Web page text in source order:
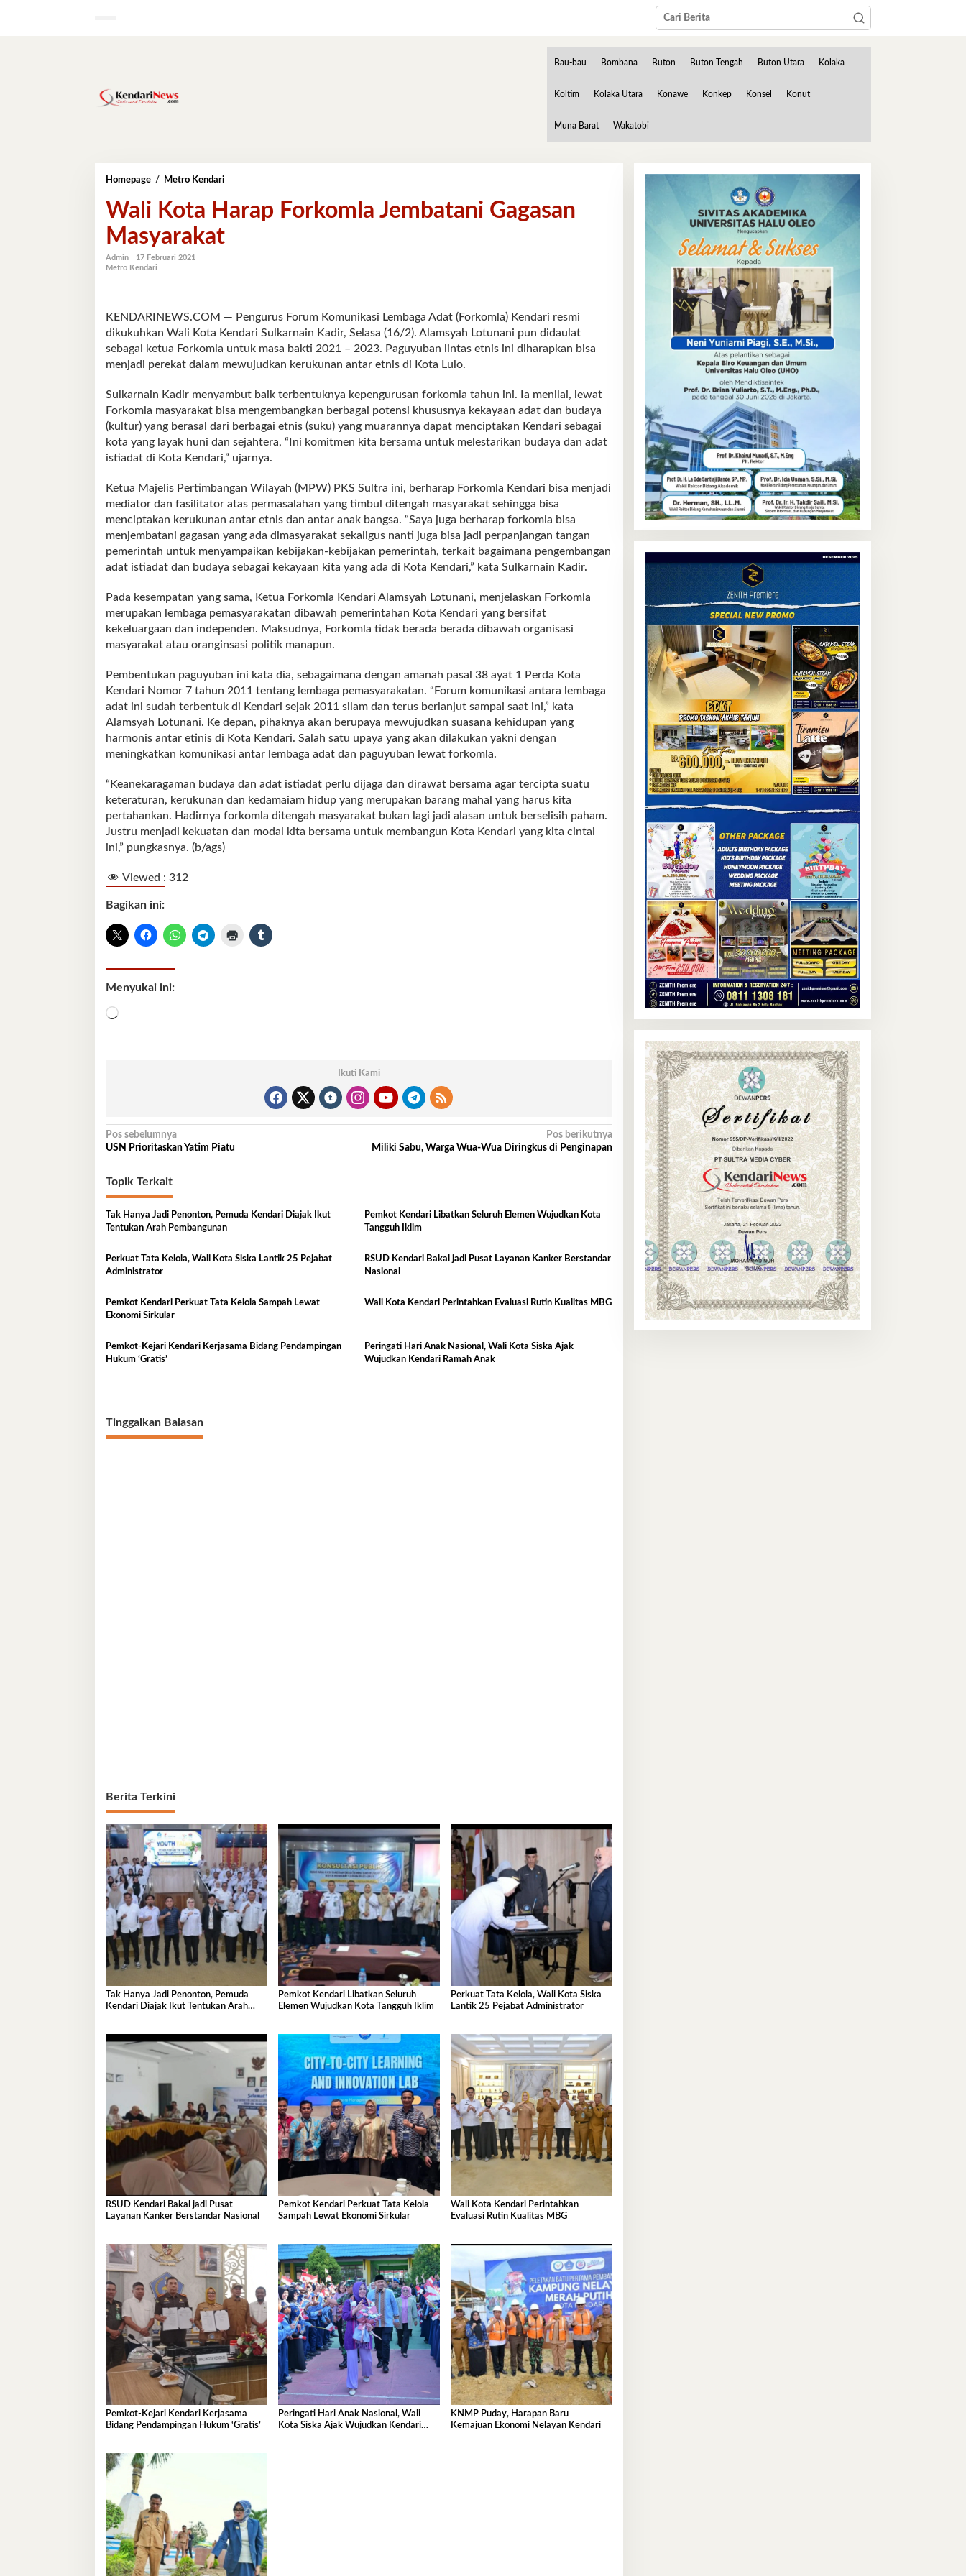
Bau-bau Bombana Buton Buton Tengah Buton Utara Kolaka
Koltim Kolaka Utara Konawe Konkep Konsel Konut
Muna Barat Wakatobi
Homepage / Metro KendariWali
Harap
Forkomla
Jembatani
Gagasan
Wali Kota Harap Forkomla Jembatani Gagasan
Masyarakat
Admin
17 Februari 2021
Metro Kendari
KENDARINEWS.COM — Pengurus Forum Komunikasi Lembaga Adat (Forkomla) Kendari resmi
dikukuhkan Wali Kota Kendari Sulkarnain Kadir, Selasa (16/2). Alamsyah Lotunani pun didaulat
sebagai ketua Forkomla untuk masa bakti 2021 – 2023. Paguyuban lintas etnis ini diharapkan bisa
menjadi perekat dalam mewujudkan kerukunan antar etnis di Kota Lulo.
Sulkarnain Kadir menyambut baik terbentuknya kepengurusan forkomla tahun ini. Ia menilai, lewat
Forkomla masyarakat bisa mengembangkan berbagai potensi khususnya kekayaan adat dan budaya
(kultur) yang berasal dari berbagai etnis (suku) yang muarannya dapat menciptakan Kendari sebagai
kota yang layak huni dan sejahtera, “Ini komitmen kita bersama untuk melestarikan budaya dan adat
istiadat di Kota Kendari,” ujarnya.
Ketua Majelis Pertimbangan Wilayah (MPW) PKS Sultra ini, berharap Forkomla Kendari bisa menjadi
mediator dan fasilitator atas permasalahan yang timbul ditengah masyarakat sehingga bisa
menciptakan kerukunan antar etnis dan antar anak bangsa. “Saya juga berharap forkomla bisa
menjembatani gagasan yang ada dimasyarakat sekaligus nanti juga bisa jadi perpanjangan tangan
pemerintah untuk menyampaikan kebijakan-kebijakan pemerintah, terkait bagaimana pengembangan
adat istiadat dan budaya sebagai kekayaan kita yang ada di Kota Kendari,” kata Sulkarnain Kadir.
Pada kesempatan yang sama, Ketua Forkomla Kendari Alamsyah Lotunani, menjelaskan Forkomla
merupakan lembaga pemasyarakatan dibawah pemerintahan Kota Kendari yang bersifat
kekeluargaan dan independen. Maksudnya, Forkomla tidak berada berada dibawah organisasi
masyarakat atau oranginsasi politik manapun.
Pembentukan paguyuban ini kata dia, sebagaimana dengan amanah pasal 38 ayat 1 Perda Kota
Kendari Nomor 7 tahun 2011 tentang lembaga pemasyarakatan. “Forum komunikasi antara lembaga
adat ini sudah terbentuk di Kendari sejak 2011 silam dan terus berlanjut sampai saat ini,” kata
Alamsyah Lotunani. Ke depan, pihaknya akan berupaya mewujudkan suasana kehidupan yang
harmonis antar etinis di Kota Kendari. Salah satu upaya yang akan dilakukan yakni dengan
meningkatkan komunikasi antar lembaga adat dan paguyuban lewat forkomla.
“Keanekaragaman budaya dan adat istiadat perlu dijaga dan dirawat bersama agar tercipta suatu
keteraturan, kerukunan dan kedamaiam hidup yang merupakan barang mahal yang harus kita
pertahankan. Hadirnya forkomla ditengah masyarakat bukan lagi jadi alasan untuk berselisih paham.
Justru menjadi kekuatan dan modal kita bersama untuk membangun Kota Kendari yang kita cintai
ini,” pungkasnya. (b/ags)
Viewed : 312
Bagikan ini:
Menyukai ini:
Memuat...
Ikuti Kami
Navigasi
Pos sebelumnya
USN Prioritaskan Yatim Piatu
Pos berikutnya
Miliki Sabu, Warga Wua-Wua Diringkus di Penginapan
Topik Terkait
Tak Hanya Jadi Penonton, Pemuda Kendari Diajak Ikut
Tentukan Arah Pembangunan
Pemkot Kendari Libatkan Seluruh Elemen Wujudkan Kota
Tangguh Iklim
Perkuat Tata Kelola, Wali Kota Siska Lantik 25 Pejabat
Administrator
RSUD Kendari Bakal jadi Pusat Layanan Kanker Berstandar
Nasional
Pemkot Kendari Perkuat Tata Kelola Sampah Lewat
Ekonomi Sirkular
Wali Kota Kendari Perintahkan Evaluasi Rutin Kualitas MBG
Pemkot-Kejari Kendari Kerjasama Bidang Pendampingan
Hukum ‘Gratis’
Peringati Hari Anak Nasional, Wali Kota Siska Ajak
Wujudkan Kendari Ramah Anak
Tinggalkan Balasan
Berita Terkini
Tak Hanya Jadi Penonton, Pemuda
Kendari Diajak Ikut Tentukan Arah
Pemkot Kendari Libatkan Seluruh
Elemen Wujudkan Kota Tangguh Iklim
Perkuat Tata Kelola, Wali Kota Siska
Lantik 25 Pejabat Administrator
RSUD Kendari Bakal jadi Pusat
Layanan Kanker Berstandar Nasional
Pemkot Kendari Perkuat Tata Kelola
Sampah Lewat Ekonomi Sirkular
Wali Kota Kendari Perintahkan
Evaluasi Rutin Kualitas MBG
Pemkot-Kejari Kendari Kerjasama
Bidang Pendampingan Hukum ‘Gratis’
Peringati Hari Anak Nasional, Wali
Kota Siska Ajak Wujudkan Kendari
KNMP Puday, Harapan Baru
Kemajuan Ekonomi Nelayan Kendari